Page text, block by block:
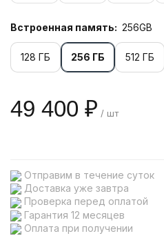
Встроенная память: 256GB
128 ГБ 256 ГБ 512 ГБ
49 400 ₽ / шт
Отправим в течение суток
Доставка уже завтра
Проверка перед оплатой
Гарантия 12 месяцев
Оплата при получении